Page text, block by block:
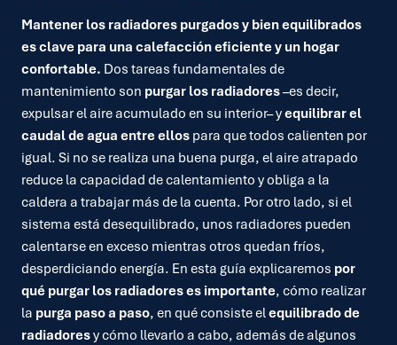
Mantener los radiadores purgados y bien equilibrados
es clave para una calefacción eficiente y un hogar
confortable. Dos tareas fundamentales de
mantenimiento son purgar los radiadores–es decir,
expulsar el aire acumulado en su interior– yequilibrar el
caudal de agua entre ellos para que todos calienten por
igual. Si no se realiza una buena purga, el aire atrapado
reduce la capacidad de calentamiento y obliga a la
caldera a trabajar más de la cuenta. Por otro lado, si el
sistema está desequilibrado, unos radiadores pueden
calentarse en exceso mientras otros quedan fríos,
desperdiciando energía. En esta guía explicaremos por
qué purgar los radiadores es importante, cómo realizar
la purga paso a paso, en qué consiste elequilibrado de
radiadoresy cómo llevarlo a cabo, además de algunos